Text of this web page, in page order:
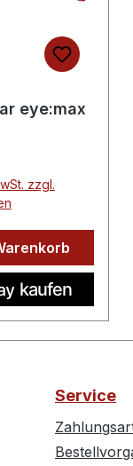
eye:max
zzgl.
Service